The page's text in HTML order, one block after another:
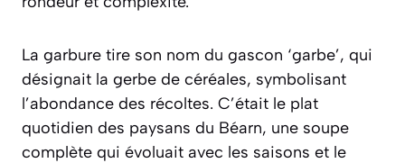
La garbure tire son nom du gascon ‘garbe’, qui
désignait la gerbe de céréales, symbolisant
l’abondance des récoltes. C’était le plat
quotidien des paysans du Béarn, une soupe
complète qui évoluait avec les saisons et le